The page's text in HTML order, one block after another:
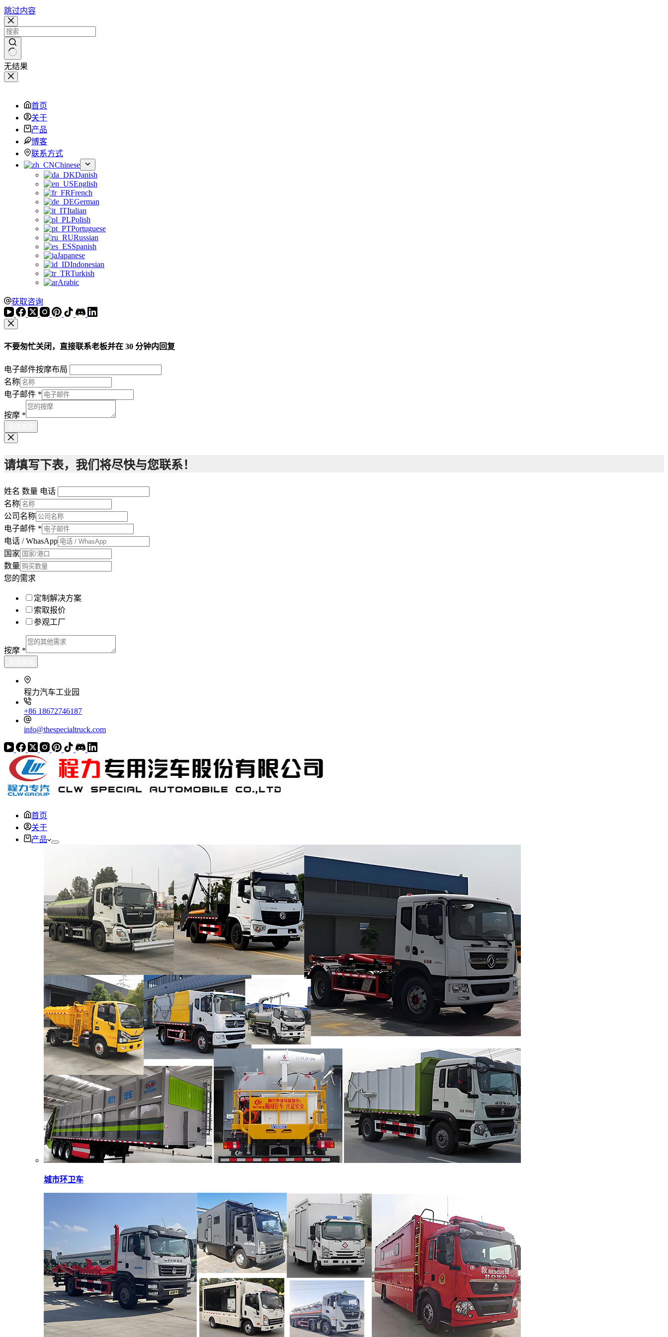
跳过内容
无结果
首页
关于
产品
博客
联系方式
Chinese
Danish
English
French
German
Italian
Polish
Portuguese
Russian
Spanish
Japanese
Indonesian
Turkish
Arabic
获取咨询
不要匆忙关闭，直接联系老板并在 30 分钟内回复
电子邮件按摩布局
名称
电子邮件 *
按摩 *
请填写下表，我们将尽快与您联系！
姓名 数量 电话
名称
公司名称
电子邮件 *
电话 / WhasApp
国家
数量
您的需求
定制解决方案
索取报价
参观工厂
按摩 *
程力汽车工业园
+86 18672746187
info@thespecialtruck.com
首页
关于
产品
城市环卫车